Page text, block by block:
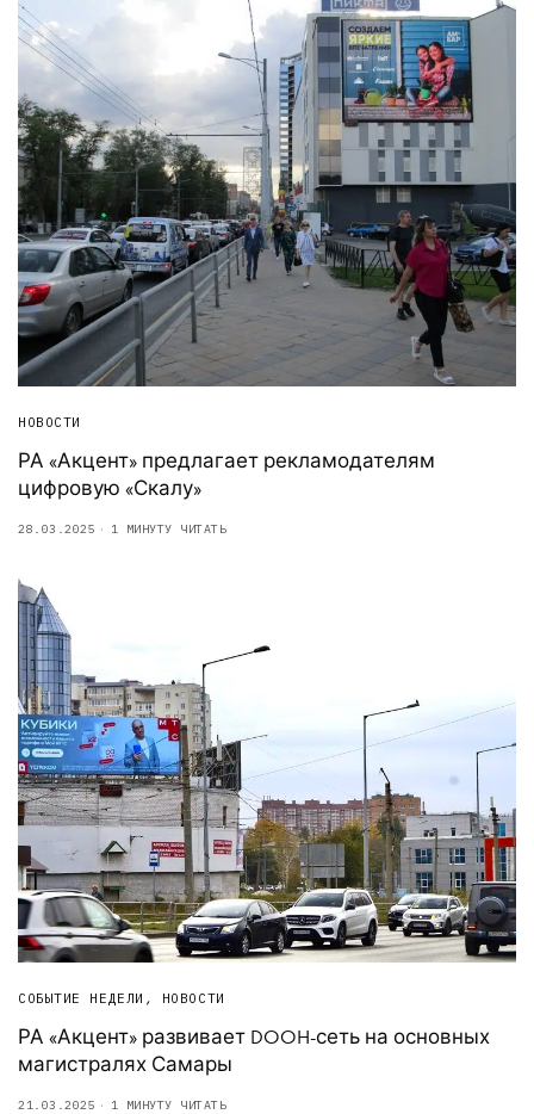
НОВОСТИ
РА «Акцент» предлагает рекламодателям
цифровую «Скалу»
28.03.2025 1 МИНУТУ ЧИТАТЬ
СОБЫТИЕ НЕДЕЛИ , НОВОСТИ
РА «Акцент» развивает DOOH-сеть на основных
магистралях Самары
21.03.2025 1 МИНУТУ ЧИТАТЬ